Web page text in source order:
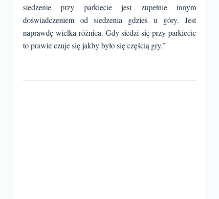
siedzenie przy parkiecie jest zupełnie innym
doświadczeniem od siedzenia gdzieś u góry. Jest
naprawdę wielka różnica. Gdy siedzi się przy parkiecie
to prawie czuje się jakby było się częścią gry.”